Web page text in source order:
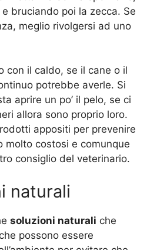
bruciando poi la zecca. Se
meglio rivolgersi ad uno
con il caldo, se il cane o il
potrebbe averle. Si
aprire un po’ il pelo, se ci
allora sono proprio loro.
appositi per prevenire
molto costosi e comunque
consiglio del veterinario.
naturali
soluzioni naturali che
possono essere